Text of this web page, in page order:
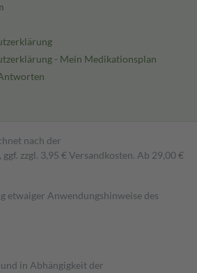
- Mein Medikationsplan
nach der
zzgl. 3,95 € Versandkosten. Ab 29,00 €
etwaiger Anwendungshinweise des
in Abhängigkeit der